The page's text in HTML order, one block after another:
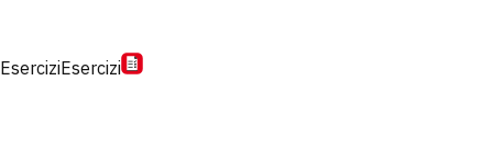
EserciziEsercizi